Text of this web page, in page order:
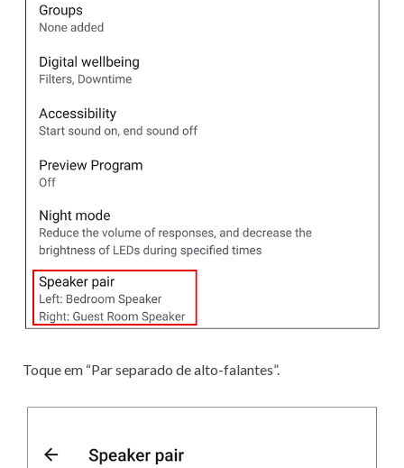
Toque em “Par separado de alto-falantes”.